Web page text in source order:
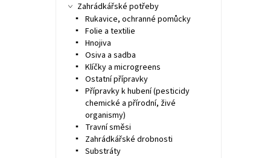
Zahrádkářské potřeby
Rukavice, ochranné pomůcky
Folie a textilie
Hnojiva
Osiva a sadba
Klíčky a microgreens
Ostatní přípravky
Přípravky k hubení (pesticidy
chemické a přírodní, živé
organismy)
Travní směsi
Zahrádkářské drobnosti
Substráty